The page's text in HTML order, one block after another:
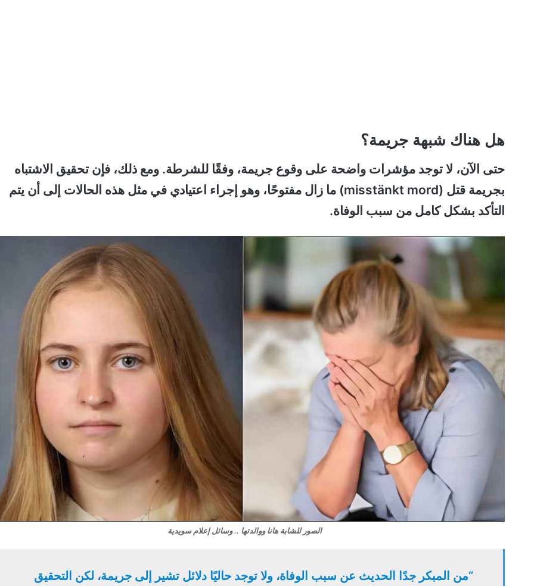
هل هناك شبهة جريمة؟
حتى الآن، لا توجد مؤشرات واضحة على وقوع جريمة، وفقًا للشرطة. ومع ذلك، فإن تحقيق الاشتباه
بجريمة قتل (misstänkt mord) ما زال مفتوحًا، وهو إجراء اعتيادي في مثل هذه الحالات إلى أن يتم
التأكد بشكل كامل من سبب الوفاة.
الصور للشابة هانا ووالدتها .. وسائل إعلام سويدية
“من المبكر جدًا الحديث عن سبب الوفاة، ولا توجد حاليًا دلائل تشير إلى جريمة، لكن التحقيق